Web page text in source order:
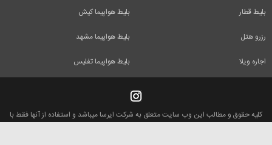
بلیط هواپیما کیش
بلیط هواپیما مشهد
بلیط هواپیما تفلیس
بلیط قطار
رزرو هتل
اجاره ویلا
کلیه حقوق و مطالب این وب سایت متعلق به شرکت ایرسا میباشد و استفاده از آنها فقط با